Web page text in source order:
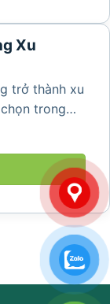
Xu
trở thành xu
trong
hội